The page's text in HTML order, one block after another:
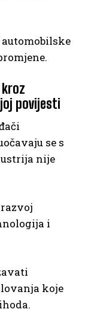
povijesti
se s
nije
i
koje